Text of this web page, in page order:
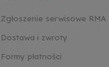
Zgłoszenie serwisowe RMA
Dostawa i zwroty
Formy płatności